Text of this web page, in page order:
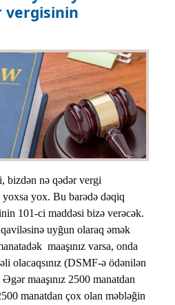
vergisinin
bizdən nə qədər vergi
yoxsa yox. Bu barədə dəqiq
101-ci maddəsi bizə verəcək.
uyğun olaraq əmək
maaşınız varsa, onda
olacaqsınız (DSMF-ə ödənilən
maaşınız 2500 manatdan
manatdan çox olan məbləğin